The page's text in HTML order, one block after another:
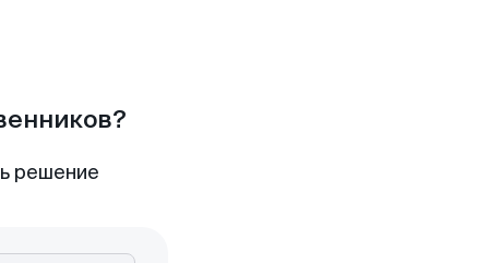
решение